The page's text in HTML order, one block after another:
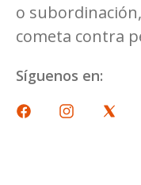
o
cometa contra
Síguenos en: